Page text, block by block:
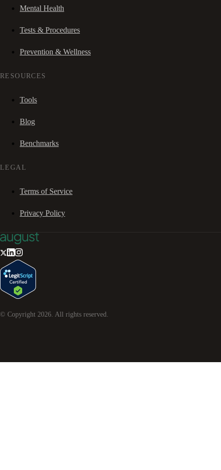
Mental Health
Tests & Procedures
Prevention & Wellness
RESOURCES
Tools
Blog
Benchmarks
LEGAL
Terms of Service
Privacy Policy
© Copyright 2026. All rights reserved.